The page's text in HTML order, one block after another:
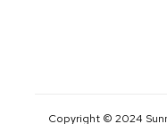
Copyright © 2024